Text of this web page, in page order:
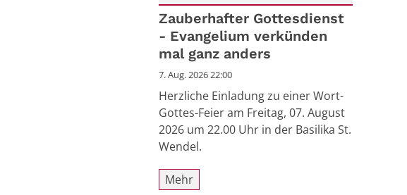
Datum: 7. August 2026
Zauberhafter Gottesdienst
- Evangelium verkünden
mal ganz anders
7. Aug. 2026 22:00
Herzliche Einladung zu einer Wort-
Gottes-Feier am Freitag, 07. August
2026 um 22.00 Uhr in der Basilika St.
Wendel.
Mehr